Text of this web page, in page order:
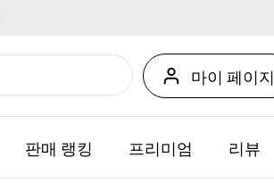
마이 페이지
판매 랭킹 프리미엄 리뷰